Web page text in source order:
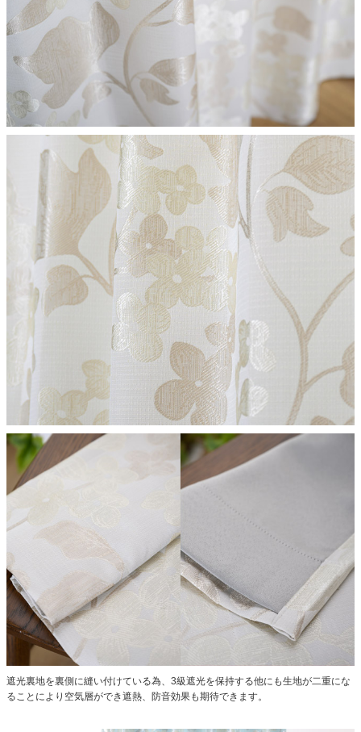
遮光裏地を裏側に縫い付けている為、3級遮光を保持する他にも生地が二重にな
ることにより空気層ができ遮熱、防音効果も期待できます。